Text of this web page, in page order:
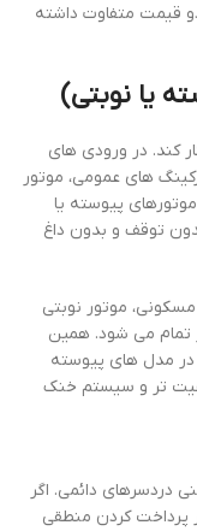
قیمت متفاوت داشته
یا نوبتی)
کند. در ورودی های
های عمومی، موتور
موتورهای پیوسته یا
توقف و بدون داغ
موتور نوبتی
تمام می شود. همین
در مدل های پیوسته
تر و سیستم خنک
دردسرهای دائمی. اگر
پرداخت کردن منطقی